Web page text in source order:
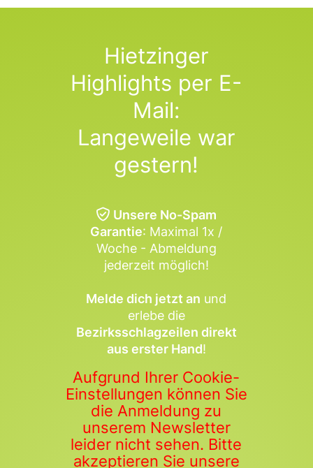
Hietzinger
Highlights per E-
Mail:
Langeweile war
gestern!
Unsere No-Spam
Garantie: Maximal 1x /
Woche - Abmeldung
jederzeit möglich!
Melde dich jetzt an und
erlebe die
Bezirksschlagzeilen direkt
aus erster Hand!
Aufgrund Ihrer Cookie-
Einstellungen können Sie
die Anmeldung zu
unserem Newsletter
leider nicht sehen. Bitte
akzeptieren Sie unsere